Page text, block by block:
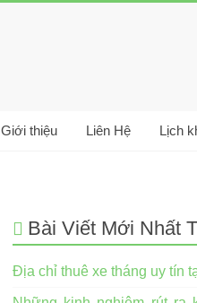
Giới thiệu Liên Hệ
Lịch
Bài Viết Mới Nhất
Địa chỉ thuê xe tháng uy tín